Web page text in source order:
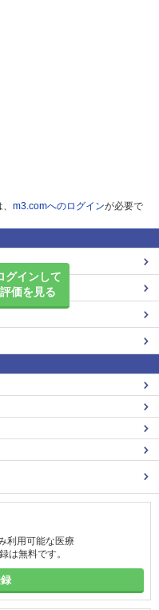
m3.comへのログインが必要で
グインして
評価を見る
利用可能な医療
は無料です。